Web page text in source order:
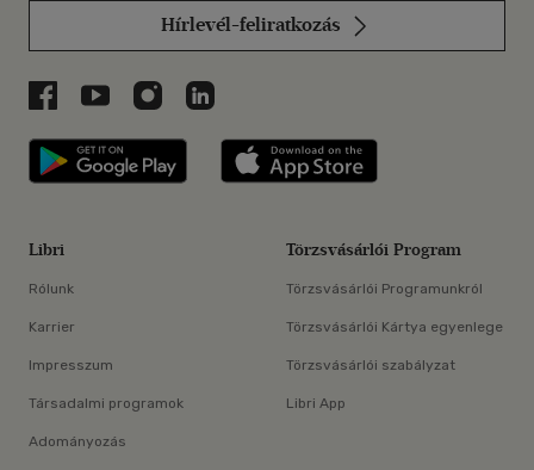
Hírlevél-feliratkozás
Libri a Facebookon
Libri a Youtube-on
Libri az Instagramon
Libri a LinkedInen
Libri applikáció Szerezd meg: Google
Libri
Rólunk
Karrier
Impresszum
Társadalmi programok
Adományozás
Törzsvásárlói Program
Törzsvásárlói Programunkról
Törzsvásárlói Kártya egyenlege
Törzsvásárlói szabályzat
Libri App